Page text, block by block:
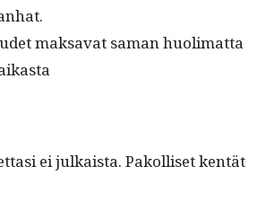
mak­sa­vat saman huoli­mat­ta
ei julkaista. Pakolliset kentät